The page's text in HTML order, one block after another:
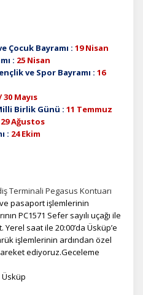
Çocuk Bayramı : 19 Nisan
: 25 Nisan
ve Spor Bayramı : 16
30 Mayıs
Birlik Günü : 11 Temmuz
29 Ağustos
: 24 Ekim
Terminali Pegasus Kontuarı
pasaport işlemlerinin
PC1571 Sefer sayılı uçağı ile
Yerel saat ile 20:00’da Üsküp’e
işlemlerinin ardından özel
ediyoruz.Geceleme